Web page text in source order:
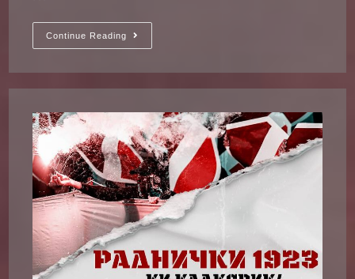
Continue Reading
ЂАВОЛИ
ОСВОЈИЛИ